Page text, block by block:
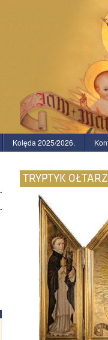
Kolęda 2025/2026.
TRYPTYK